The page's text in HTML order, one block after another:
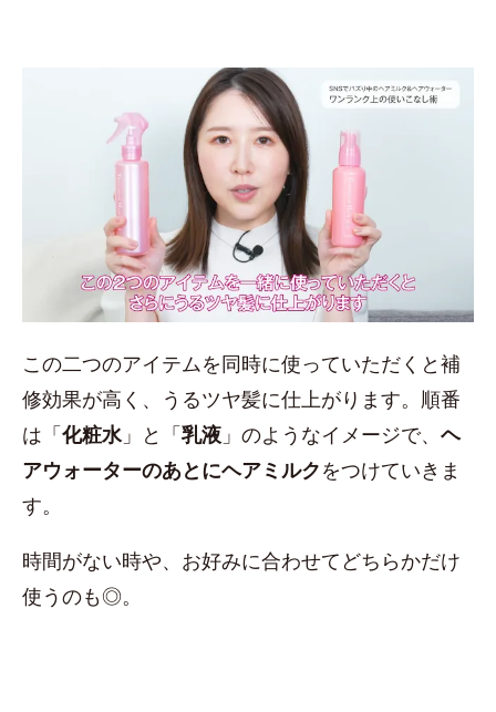
この二つのアイテムを同時に使っていただくと補
修効果が高く、うるツヤ髪に仕上がります。順番
は「化粧水」と「乳液 」のようなイメージで、 ヘ
アウォーターのあとにヘアミルクをつけていきま
す。
時間がない時や、お好みに合わせてどちらかだけ
使うのも◎。